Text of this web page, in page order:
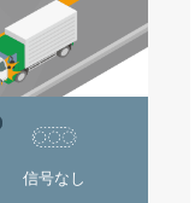
信号なし